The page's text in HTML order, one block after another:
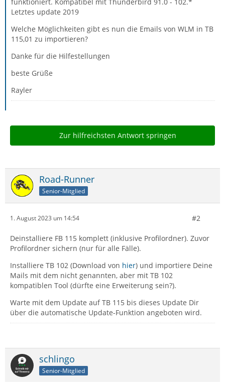
Letztes update 2019
Welche Möglichkeiten gibt es nun die Emails von WLM in TB
115,01 zu importieren?
Danke für die Hilfestellungen
beste Grüße
Rayler
Zur hilfreichsten Antwort springen
Road-Runner
Senior-Mitglied
1. August 2023 um 14:54 #2
Deinstalliere FB 115 komplett (inklusive Profilordner). Zuvor
Profilordner sichern (nur für alle Fälle).
Installiere TB 102 (Download von hier) und importiere Deine
Mails mit dem nicht genannten, aber mit TB 102
kompatiblen Tool (dürfte eine Erweiterung sein?).
Warte mit dem Update auf TB 115 bis dieses Update Dir
über die automatische Update-Funktion angeboten wird.
schlingo
Senior-Mitglied